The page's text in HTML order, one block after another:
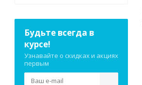
Будьте всегда в
курсе!
Узнавайте о скидках и акциях
первым